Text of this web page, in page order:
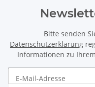
Bitte senden
Datenschutzerklärung
Informationen zu